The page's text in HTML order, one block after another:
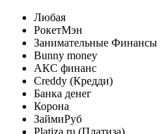
Любая
РокетМэн
Занимательные Финансы
Bunny money
АКС финанс
Creddy (Кредди)
Банка денег
Корона
ЗаймиРуб
Platiza.ru (Платиза)